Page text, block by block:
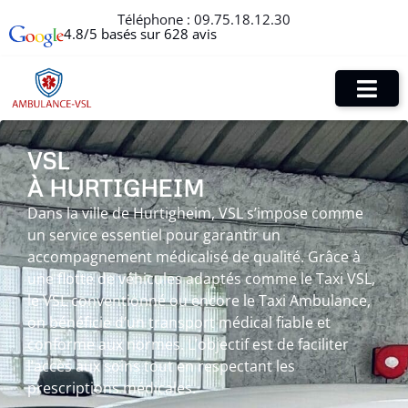
Téléphone : 09.75.18.12.30
4.8/5 basés sur 628 avis
VSL
À HURTIGHEIM
Dans la ville de Hurtigheim, VSL s’impose comme
un service essentiel pour garantir un
accompagnement médicalisé de qualité. Grâce à
une flotte de véhicules adaptés comme le Taxi VSL,
le VSL conventionné ou encore le Taxi Ambulance,
on bénéficie d’un transport médical fiable et
conforme aux normes. L’objectif est de faciliter
l’accès aux soins tout en respectant les
prescriptions médicales.